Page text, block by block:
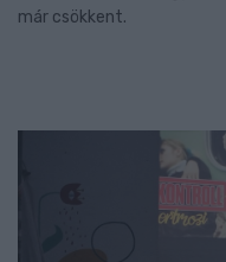
már csökkent.